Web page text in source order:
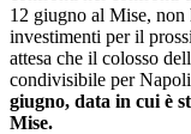
12 giugno al Mise, non
investimenti per il
attesa che il colosso
condivisibile per
giugno, data in cui è
Mise.